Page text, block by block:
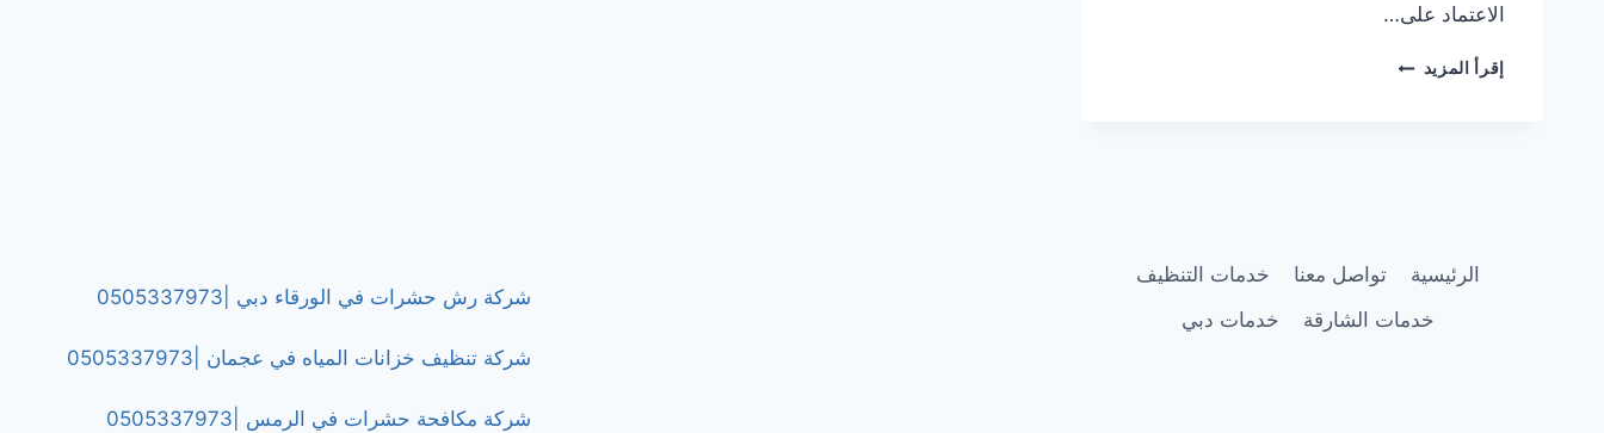
الاعتماد على…
إقرأ المزيد شركة
الرئيسية تواصل معنا
خدمات التنظيف
خدمات الشارقة
خدمات دبي
شركة رش حشرات في الورقاء دبي |0505337973
شركة تنظيف خزانات المياه في عجمان |0505337973
شركة مكافحة حشرات في الرمس |0505337973